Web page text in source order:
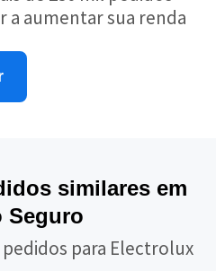
a aumentar sua renda
similares em
Seguro
pedidos para Electrolux